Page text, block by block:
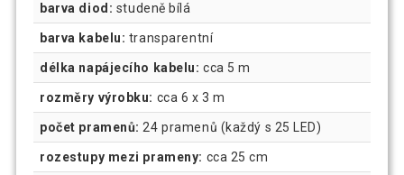
barva diod: studeně bílá
barva kabelu: transparentní
délka napájecího kabelu: cca 5 m
rozměry výrobku: cca 6 x 3 m
počet pramenů: 24 pramenů (každý s 25 LED)
rozestupy mezi prameny: cca 25 cm